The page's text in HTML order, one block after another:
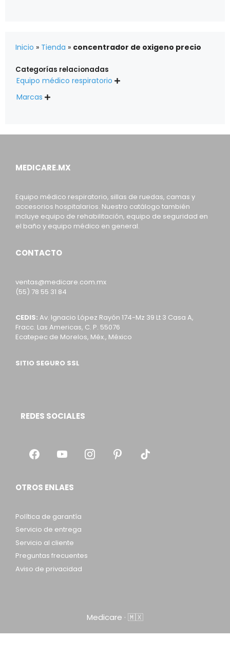
Inicio » Tienda » concentrador de oxigeno precio
Categorías relacionadas
Equipo médico respiratorio 
Marcas 
MEDICARE.MX
Equipo médico respiratorio, sillas de ruedas, camas y
accesorios hospitalarios. Nuestro catálogo también
incluye equipo de rehabilitación, equipo de seguridad en
el baño y equipo médico en general.
CONTACTO
ventas@medicare.com.mx
(55) 78 55 31 84
CEDIS: Av. Ignacio López Rayón 174-Mz 39 Lt 3 Casa A,
Fracc. Las Americas, C. P. 55076
Ecatepec de Morelos, Méx., México
SITIO SEGURO SSL
REDES SOCIALES
OTROS ENLAES
Política de garantía
Servicio de entrega
Servicio al cliente
Preguntas frecuentes
Aviso de privacidad
Medicare · 🇲🇽